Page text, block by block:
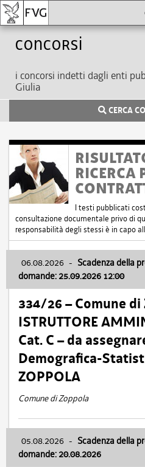
Concorsi
i concorsi indetti dagli enti
Giulia
CERCA
RICERCA
I testi pubblicati
consultazione documentale privo di
responsabilità degli stessi è in capo
06.08.2026 - Scadenza della
domande: 25.09.2026 12:00
334/26 – Comune di
ISTRUTTORE
Cat. C – da
Demografica-
ZOPPOLA
Comune di Zoppola
05.08.2026 - Scadenza della
domande: 20.08.2026